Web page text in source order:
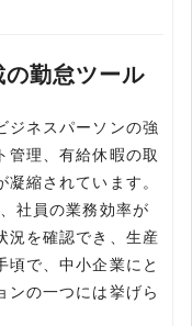
勤怠ツール
ジネスパーソンの強
管理、有給休暇の取
縮されています。
社員の業務効率が
況を確認でき、生産
頃で、中小企業にと
ンの一つには挙げら